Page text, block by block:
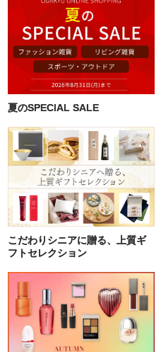
夏のSPECIAL SALE
こだわりシニアに贈る、上質ギ
フトセレクション